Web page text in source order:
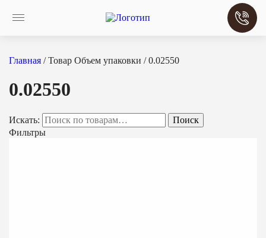
Главная / Товар Объем упаковки / 0.02550
0.02550
Искать:
Поиск
Фильтры